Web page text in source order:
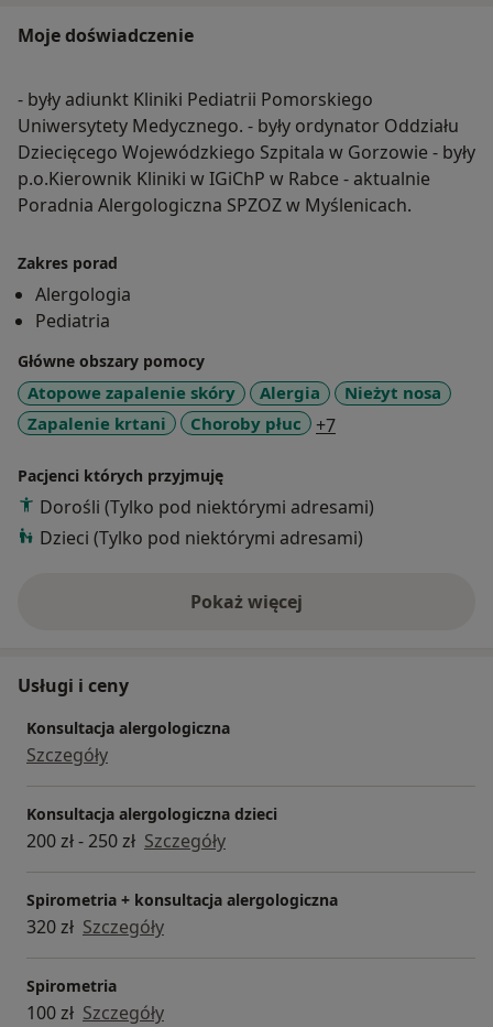
Moje doświadczenie
- były adiunkt Kliniki Pediatrii Pomorskiego
Uniwersytety Medycznego. - były ordynator Oddziału
Dziecięcego Wojewódzkiego Szpitala w Gorzowie - były
p.o.Kierownik Kliniki w IGiChP w Rabce - aktualnie
Poradnia Alergologiczna SPZOZ w Myślenicach.
Zakres porad
Alergologia
Pediatria
Główne obszary pomocy
Atopowe zapalenie skóry Alergia
Nieżyt nosa
Zapalenie krtani
Choroby płuc +7
Pacjenci których przyjmuję
Dorośli (Tylko pod niektórymi adresami)
Dzieci (Tylko pod niektórymi adresami)
Pokaż więcejo doświadczeniu
Usługi i ceny
Konsultacja alergologiczna
Szczegóły
Konsultacja alergologiczna dzieci
200 zł - 250 zł Szczegóły
Spirometria + konsultacja alergologiczna
320 zł Szczegóły
Spirometria
100 zł Szczegóły